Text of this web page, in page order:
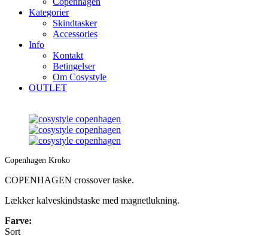
Kategorier
Skindtasker
Accessories
Info
Kontakt
Betingelser
Om Cosystyle
OUTLET
Copenhagen Kroko
COPENHAGEN crossover taske.
Lækker kalveskindstaske med magnetlukning.
Farve:
Sort